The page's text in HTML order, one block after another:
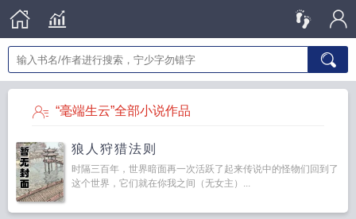
“毫端生云”全部小说作品
狼人狩猎法则
时隔三百年，世界暗面再一次活跃了起来传说中的怪物们回到了
这个世界，它们就在你我之间（无女主）...